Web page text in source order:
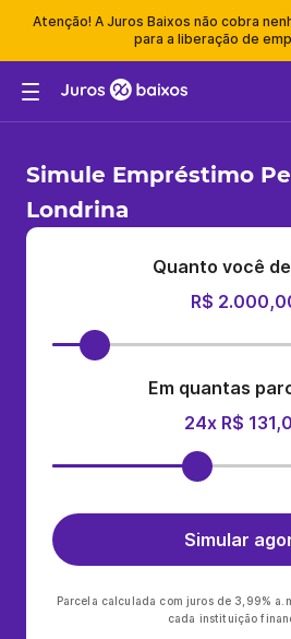
Atenção! A Juros Baixos não cobra
para a liberação de
Simule Empréstimo
Londrina
Quanto você
R$
Em quantas
24x R$
Simular
Parcela calculada com juros de 3,99%
cada instituição